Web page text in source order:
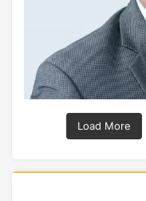
Load More